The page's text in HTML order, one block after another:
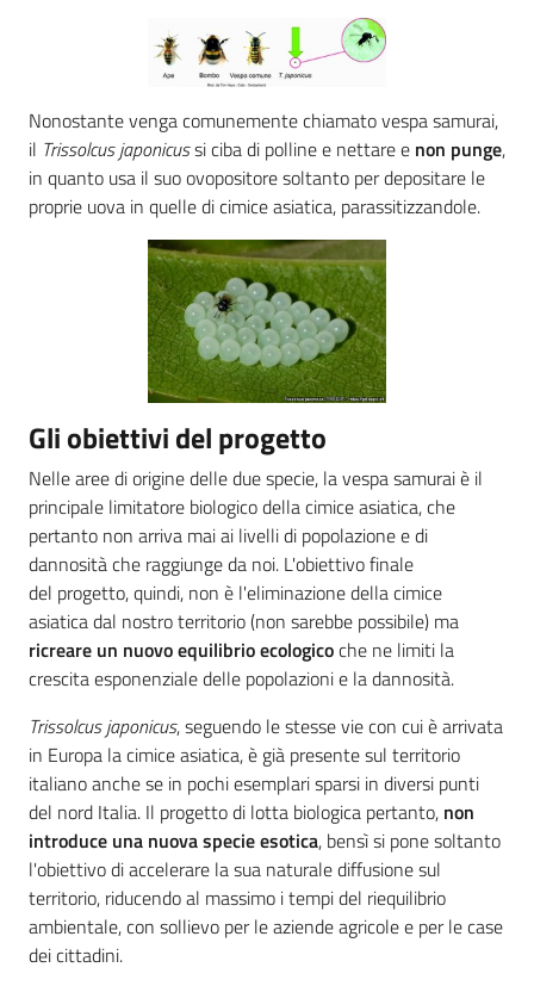
caccia e
pesca
Argomenti
Leggi atti bandi
Piani programmi
progetti
Nonostante venga comunemente chiamato vespa samurai,
il Trissolcus japonicussi ciba di polline e nettare e non punge,
in quanto usa il suo ovopositore soltanto per depositare le
proprie uova in quelle di cimice asiatica, parassitizzandole.
Gli obiettivi del progetto
Nelle aree di origine delle due specie, la vespa samurai è il
principale limitatore biologico della cimice asiatica, che
pertanto non arriva mai ai livelli di popolazione e di
dannosità che raggiunge da noi. L'obiettivo finale
del progetto, quindi, non è l'eliminazione della cimice
asiatica dal nostro territorio (non sarebbe possibile) ma
ricreare un nuovo equilibrio ecologicoche ne limiti la
crescita esponenziale delle popolazioni e la dannosità.
Trissolcus japonicus, seguendo le stesse vie con cui è arrivata
in Europa la cimice asiatica, è già presente sul territorio
italiano anche se in pochi esemplari sparsi in diversi punti
del nord Italia. Il progetto di lotta biologica pertanto, non
introduce una nuova specie esotica, bensì si pone soltanto
l'obiettivo di accelerare la sua naturale diffusione sul
territorio, riducendo al massimo i tempi del riequilibrio
ambientale, con sollievo per le aziende agricole e per le case
dei cittadini.